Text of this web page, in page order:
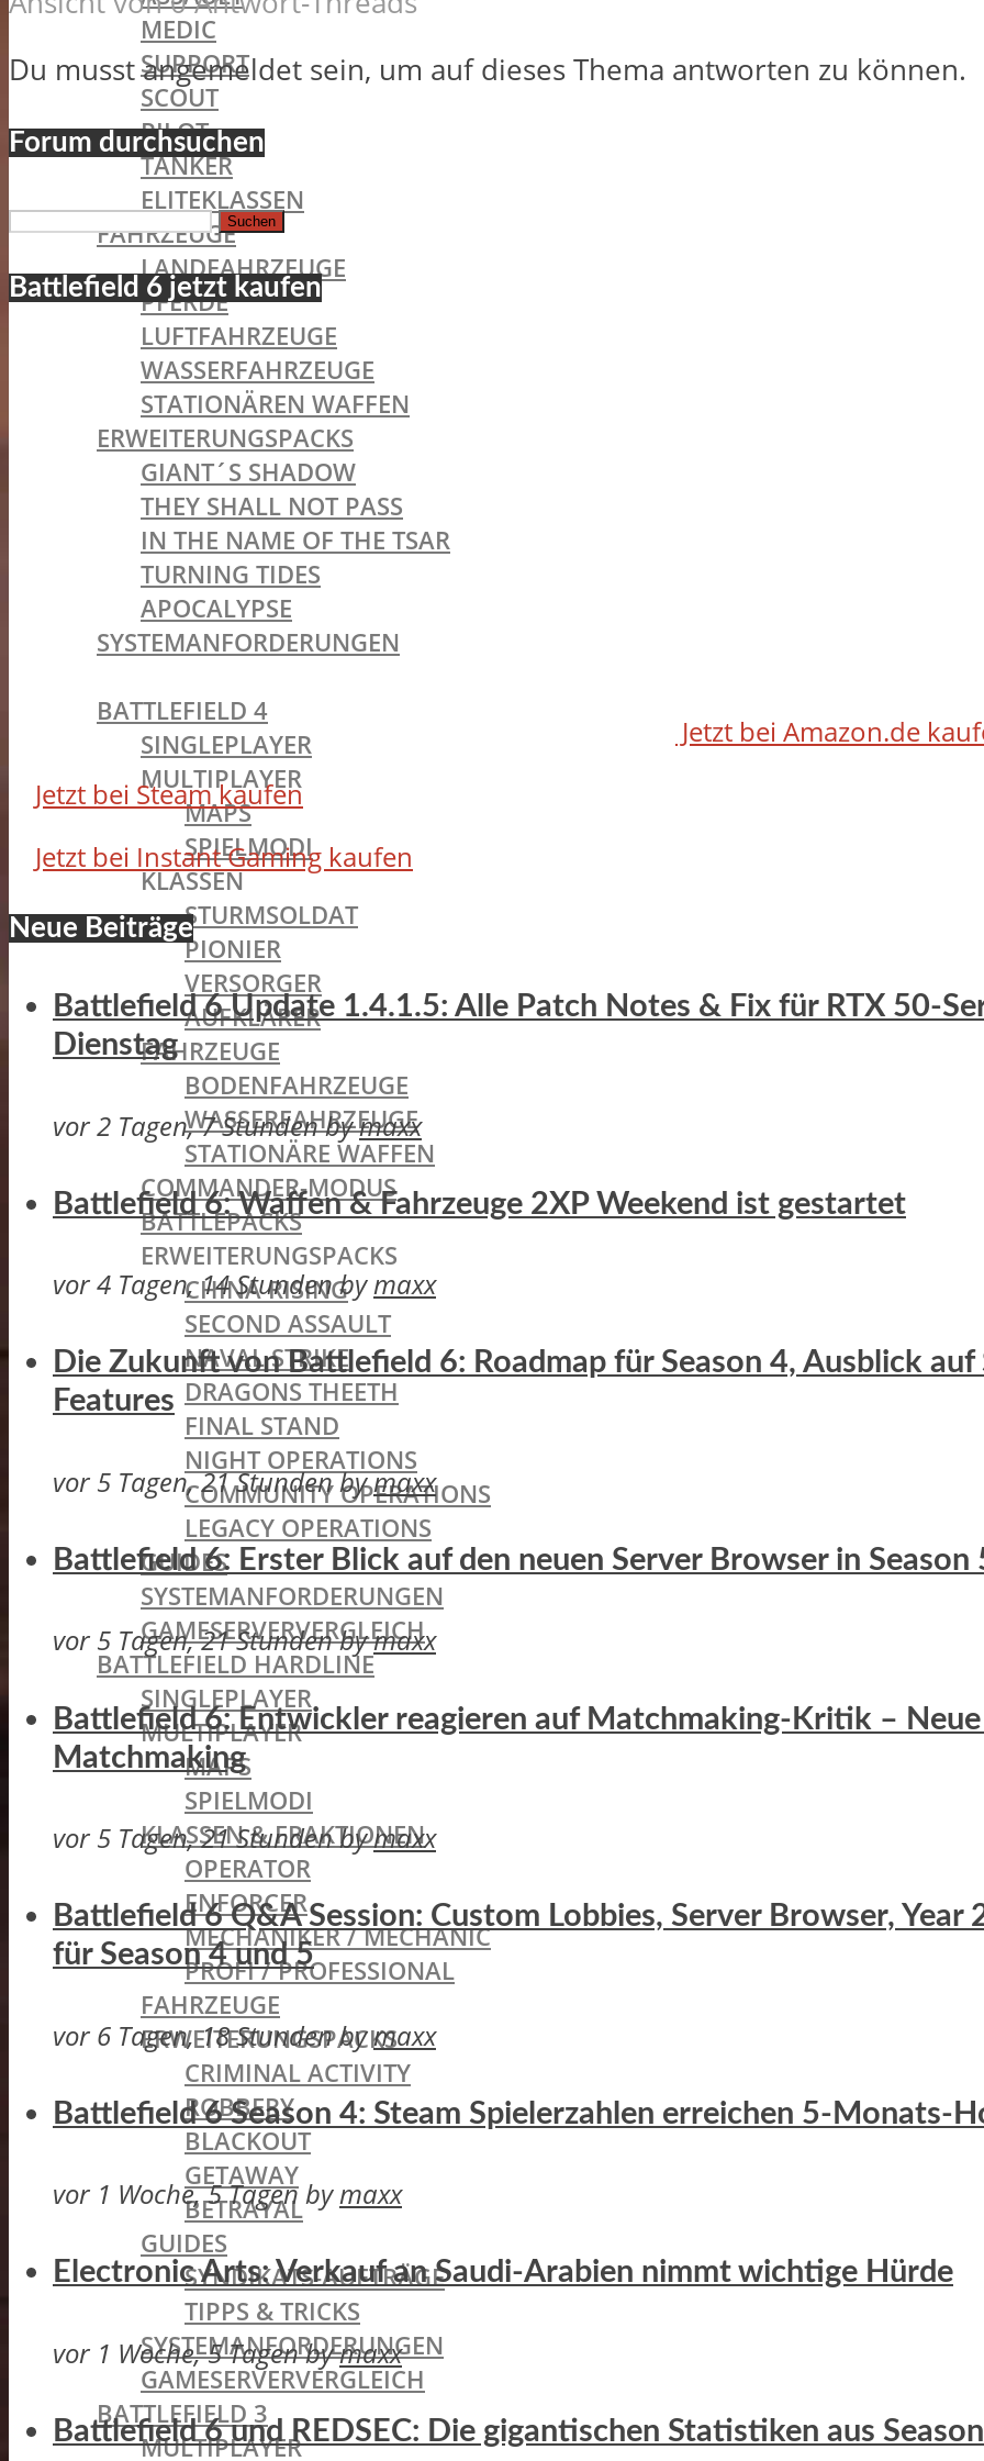
MEDIC
SUPPORT
SCOUT
PILOT
TANKER
ELITEKLASSEN
FAHRZEUGE
LANDFAHRZEUGE
PFERDE
LUFTFAHRZEUGE
WASSERFAHRZEUGE
STATIONÄREN WAFFEN
ERWEITERUNGSPACKS
GIANT´S SHADOW
THEY SHALL NOT PASS
IN THE NAME OF THE TSAR
TURNING TIDES
APOCALYPSE
SYSTEMANFORDERUNGEN
BATTLEFIELD 4
SINGLEPLAYER
MULTIPLAYER
MAPS
SPIELMODI
KLASSEN
STURMSOLDAT
PIONIER
VERSORGER
AUFKLÄRER
FAHRZEUGE
BODENFAHRZEUGE
WASSERFAHRZEUGE
STATIONÄRE WAFFEN
COMMANDER-MODUS
BATTLEPACKS
ERWEITERUNGSPACKS
CHINA RISING
SECOND ASSAULT
NAVAL STRIKE
DRAGONS THEETH
FINAL STAND
NIGHT OPERATIONS
COMMUNITY OPERATIONS
LEGACY OPERATIONS
GUIDES
SYSTEMANFORDERUNGEN
GAMESERVERVERGLEICH
BATTLEFIELD HARDLINE
SINGLEPLAYER
MULTIPLAYER
MAPS
SPIELMODI
KLASSEN & FRAKTIONEN
OPERATOR
ENFORCER
MECHANIKER / MECHANIC
PROFI / PROFESSIONAL
FAHRZEUGE
ERWEITERUNGSPACKS
CRIMINAL ACTIVITY
ROBBERY
BLACKOUT
GETAWAY
BETRAYAL
GUIDES
SYNDIKATS-AUFTRÄGE
TIPPS & TRICKS
SYSTEMANFORDERUNGEN
GAMESERVERVERGLEICH
BATTLEFIELD 3
MULTIPLAYER
Du musst angemeldet sein, um auf dieses Thema antworten zu können.
Forum durchsuchen
Suchen
Battlefield 6 jetzt kaufen
Jetzt bei Amazon.de
Jetzt bei Steam kaufen
Jetzt bei Instant Gaming kaufen
Neue Beiträge
Battlefield 6 Update 1.4.1.5: Alle Patch Notes & Fix für RTX 50-
Dienstag
vor 2 Tagen, 7 Stundenbymaxx
Battlefield 6: Waffen & Fahrzeuge 2XP Weekend ist gestartet
vor 4 Tagen, 14 Stundenbymaxx
Die Zukunft von Battlefield 6: Roadmap für Season 4, Ausblick
Features
vor 5 Tagen, 21 Stundenbymaxx
Battlefield 6: Erster Blick auf den neuen Server Browser in Season
vor 5 Tagen, 21 Stundenbymaxx
Battlefield 6: Entwickler reagieren auf Matchmaking-Kritik –
Matchmaking
vor 5 Tagen, 21 Stundenbymaxx
Battlefield 6 Q&A Session: Custom Lobbies, Server Browser,
für Season 4 und 5
vor 6 Tagen, 18 Stundenbymaxx
Battlefield 6 Season 4: Steam Spielerzahlen erreichen 5-Monats-
vor 1 Woche, 5 Tagenbymaxx
Electronic Arts: Verkauf an Saudi-Arabien nimmt wichtige Hürde
vor 1 Woche, 5 Tagenbymaxx
Battlefield 6 und REDSEC: Die gigantischen Statistiken aus